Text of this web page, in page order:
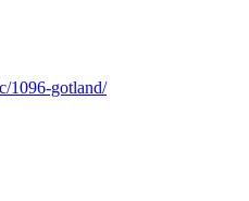
1096-gotland/